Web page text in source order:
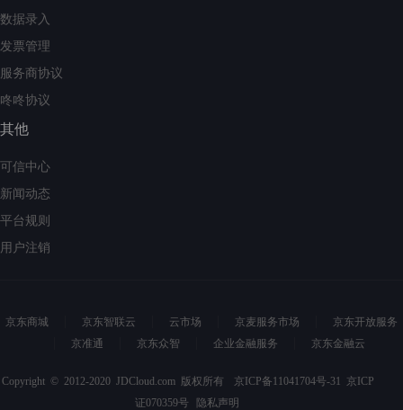
数据录入
发票管理
服务商协议
咚咚协议
其他
可信中心
新闻动态
平台规则
用户注销
京东商城 京东智联云 云市场 京麦服务市场
京东开放服务
京准通
京东众智 企业金融服务 京东金融云
Copyright © 2012-2020 JDCloud.com 版权所有 京ICP备11041704号-31 京ICP
证070359号
隐私声明